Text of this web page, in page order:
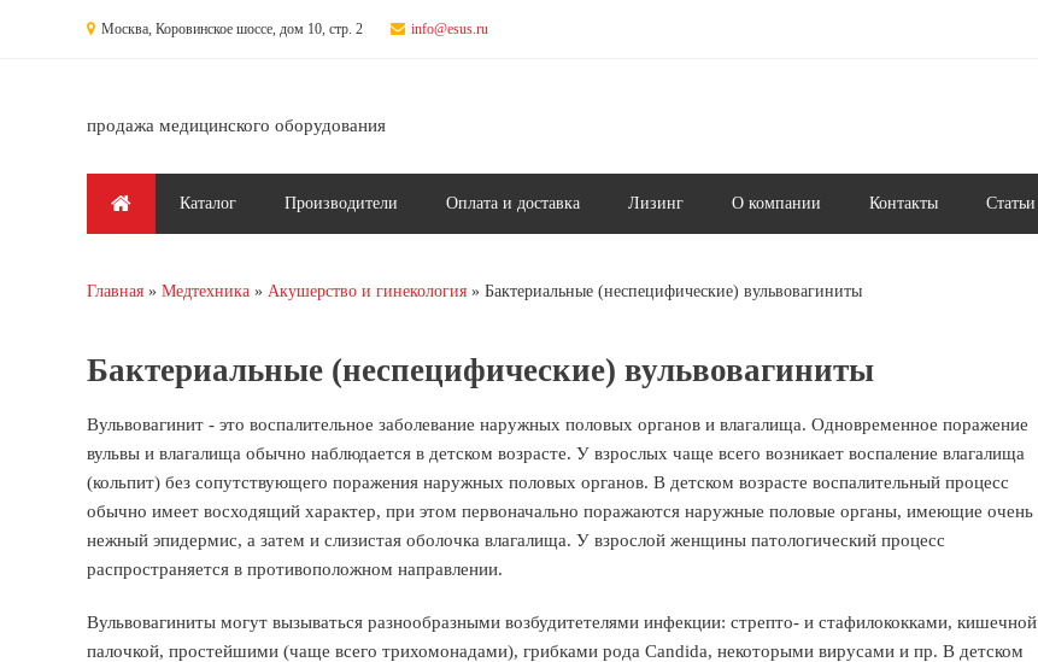
Москва, Коровинское шоссе, дом 10, стр. 2 info@esus.ru
продажа медицинского оборудования
Главное менюКаталог Производители Оплата и доставка Лизинг О компании Контакты Статьи
Вы здесь
Главная Медтехника Акушерство и гинекология Бактериальные (неспецифические) вульвовагиниты
Бактериальные (неспецифические) вульвовагиниты
Вульвовагинит - это воспалительное заболевание наружных половых органов и влагалища. Одновременное поражение
вульвы и влагалища обычно наблюдается в детском возрасте. У взрослых чаще всего возникает воспаление влагалища
(кольпит) без сопутствующего поражения наружных половых органов. В детском возрасте воспалительный процесс
обычно имеет восходящий характер, при этом первоначально поражаются наружные половые органы, имеющие очень
нежный эпидермис, а затем и слизистая оболочка влагалища. У взрослой женщины патологический процесс
распространяется в противоположном направлении.
Вульвовагиниты могут вызываться разнообразными возбудитетелями инфекции: стрепто- и стафилококками, кишечной
палочкой, простейшими (чаще всего трихомонадами), грибками рода Candida, некоторыми вирусами и пр. В детском